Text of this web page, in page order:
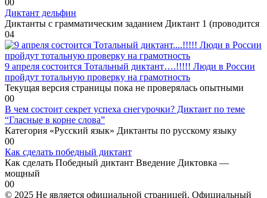
00
Диктант дельфин
Диктанты с грамматическим заданием Диктант 1 (проводится
04
9 апреля состоится Тотальный диктант….!!!!! Люди в России
пройдут тотальную проверку на грамотность
Текущая версия страницы пока не проверялась опытными
00
В чем состоит секрет успеха снегурочки? Диктант по теме
“Гласные в корне слова”
Категория «Русский язык» Диктанты по русскому языку
00
Как сделать победный диктант
Как сделать Победный диктант Введение Диктовка —
мощный
00
© 2025 Не является официальной страницей. Официальный